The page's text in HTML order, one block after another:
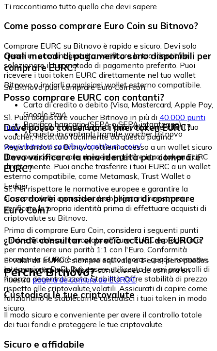
Ti raccontiamo tutto quello che devi sapere
Come posso comprare Euro Coin su Bitnovo?
Comprare EURC su Bitnovo è rapido e sicuro. Devi solo
creare un account gratuito, verificare la tua identità e
selezionare il tuo metodo di pagamento preferito. Puoi
ricevere i tuoi token EURC direttamente nel tuo wallet
Bitnovo o inviarli a qualsiasi wallet esterno compatibile.
Quali metodi di pagamento sono disponibili per
comprare EURC?
Su Bitnovo puoi comprare Euro Coin con:
Carta di credito o debito (Visa, Mastercard, Apple Pay,
Google Pay)
Bonifico bancario (SEPA o SEPA istantaneo)
Acquisto in contanti tramite voucher Bitnovo
Posso comprare EURC con contanti?
Sì. Puoi acquistare voucher Bitnovo in più di 40.000 punti
fisicidistribuiti in tutta Europa. Una volta ottenuto il tuo
voucher, riscattalo facilmente da questa pagina:
www.bitnovo.com/buy/cash/euro-coin/
Dove posso conservare i miei token EURC?
Registrandoti su Bitnovo, ottieni accesso a un wallet sicuro
dove puoi conservare, ricevere e gestire i tuoi token EURC
direttamente. Puoi anche trasferire i tuoi EURC a un wallet
esterno compatibile, come Metamask, Trust Wallet o
Ledger.
Devo verificare la mia identità per comprare
EURC?
Sì. Per rispettare le normative europee e garantire la
sicurezza delle operazioni, è obbligatorio registrarsi e
verificare la propria identità prima di effettuare acquisti di
criptovalute su Bitnovo.
Cosa dovrei considerare prima di comprare
Euro Coin?
Prima di comprare Euro Coin, considera i seguenti punti
chiave: Stablecoin ancorata all'Euro: EURC è progettata
per mantenere una parità 1:1 con l'Euro. Conformità
normativa: EURC è emessa sotto rigorosi quadri normativi.
Integrazione DeFi: Può essere utilizzata in vari protocolli di
finanza decentralizzata. Stabilità: Offre stabilità di prezzo
rispetto alle criptovalute volatili. Assicurati di capire come
funzionano le stablecoin e custodisci i tuoi token in modo
sicuro.
¿Dónde consultar el precio actual de EUROC?
El valor de EUROC siempre equivale a 1 euro, pero puedes
revisar su disponibilidad y condiciones de compra en
nuestrapágina de compra de EUROC.
Perché Bitnovo?
Custodisci le tue criptovalute
Il modo sicuro e conveniente per avere il controllo totale
dei tuoi fondi e proteggere le tue criptovalute.
Sicuro e affidabile